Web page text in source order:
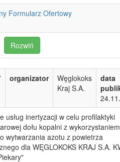
Formularz Ofertowy
Rozwiń
organizator
Węglokoks
Kraj S.A.
data
usług inertyzacji w celu profilaktyki
dołu kopalni z wykorzystaniem
wytwarzania azotu z powietrza
dla WĘGLOKOKS KRAJ S.A.